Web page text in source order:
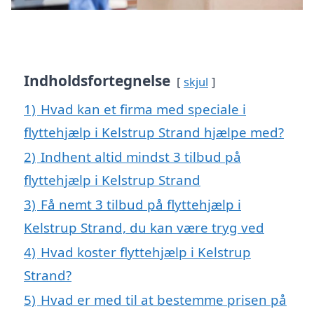
Indholdsfortegnelse skjul
1) Hvad kan et firma med speciale i
flyttehjælp i Kelstrup Strand hjælpe med?
2) Indhent altid mindst 3 tilbud på
flyttehjælp i Kelstrup Strand
3) Få nemt 3 tilbud på flyttehjælp i
Kelstrup Strand, du kan være tryg ved
4) Hvad koster flyttehjælp i Kelstrup
Strand?
5) Hvad er med til at bestemme prisen på